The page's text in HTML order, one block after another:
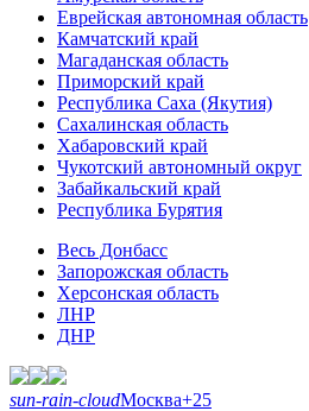
Еврейская автономная область
Камчатский край
Магаданская область
Приморский край
Республика Саха (Якутия)
Сахалинская область
Хабаровский край
Чукотский автономный округ
Забайкальский край
Республика Бурятия
Весь Донбасс
Запорожская область
Херсонская область
ЛНР
ДНР
sun-rain-cloudМосква+25